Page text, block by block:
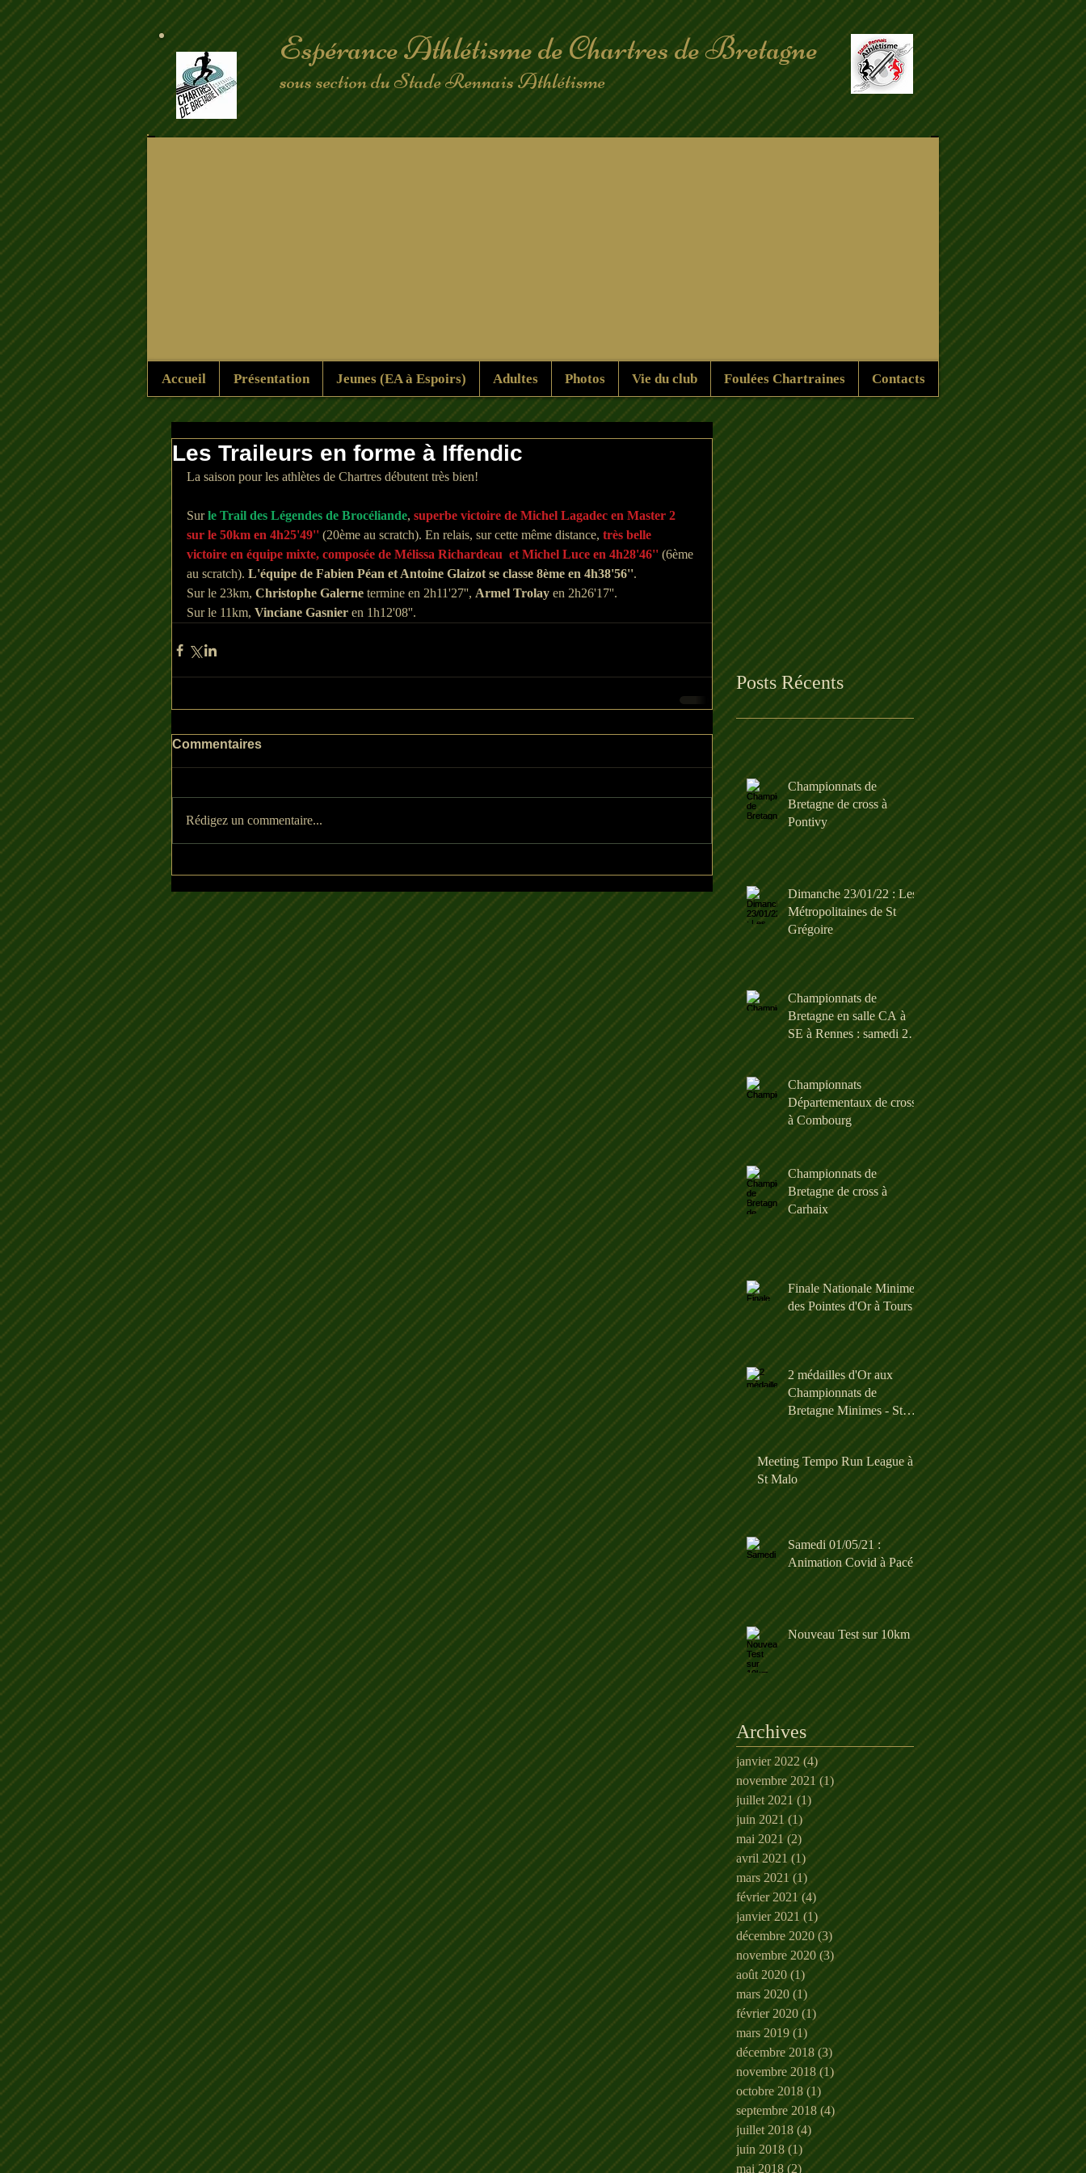
Espérance Athlétisme de Chartres de Bretagne
sous section du Stade Rennais Athlétisme
Accueil Présentation Jeunes (EA à Espoirs) Adultes Photos Vie du club Foulées Chartraines Contacts
Les Traileurs en forme à Iffendic
La saison pour les athlètes de Chartres débutent très bien!
Sur le Trail des Légendes de Brocéliande, superbe victoire de Michel Lagadec en Master 2
sur le 50km en 4h25'49'' (20ème au scratch). En relais, sur cette même distance, très belle
victoire en équipe mixte, composée de Mélissa Richardeau  et Michel Luce en 4h28'46'' (6ème
au scratch). L'équipe de Fabien Péan et Antoine Glaizot se classe 8ème en 4h38'56''.
Sur le 23km, Christophe Galerne termine en 2h11'27'', Armel Trolay en 2h26'17''.
Sur le 11km, Vinciane Gasnier en 1h12'08''.
Commentaires
Rédigez un commentaire...
Posts Récents
Championnats de
Bretagne de cross à
Pontivy
Dimanche 23/01/22 : Les
Métropolitaines de St
Grégoire
Championnats de
Bretagne en salle CA à
SE à Rennes : samedi 22
et dimanche 23/01/22
Championnats
Départementaux de cross
à Combourg
Championnats de
Bretagne de cross à
Carhaix
Finale Nationale Minimes
des Pointes d'Or à Tours
2 médailles d'Or aux
Championnats de
Bretagne Minimes - St
Brieuc : 26/06/21
Meeting Tempo Run League à
St Malo
Samedi 01/05/21 :
Animation Covid à Pacé
Nouveau Test sur 10km
Archives
janvier 2022 (4)4 posts
novembre 2021 (1) 1 post
juillet 2021 (1)1 post
juin 2021 (1)1 post
mai 2021 (2)2 posts
avril 2021 (1)1 post
mars 2021 (1) 1 post
février 2021 (4) 4 posts
janvier 2021 (1)1 post
décembre 2020 (3)3 posts
novembre 2020 (3)3 posts
août 2020 (1)1 post
mars 2020 (1) 1 post
février 2020 (1) 1 post
mars 2019 (1) 1 post
décembre 2018 (3) 3 posts
novembre 2018 (1)1 post
octobre 2018 (1)1 post
septembre 2018 (4)4 posts
juillet 2018 (4)4 posts
juin 2018 (1)1 post
mai 2018 (2) 2 posts